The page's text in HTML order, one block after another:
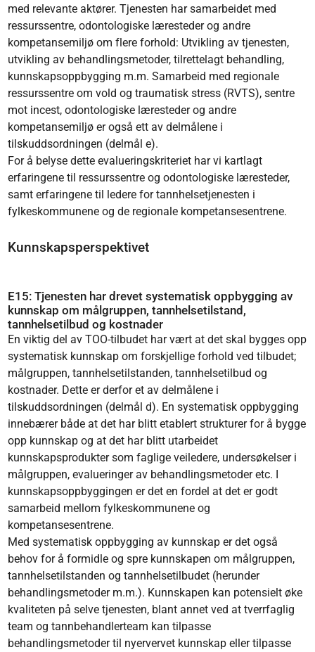
med relevante aktører. Tjenesten har samarbeidet med
ressurssentre, odontologiske læresteder og andre
kompetansemiljø om flere forhold: Utvikling av tjenesten,
utvikling av behandlingsmetoder, tilrettelagt behandling,
kunnskapsoppbygging m.m. Samarbeid med regionale
ressurssentre om vold og traumatisk stress (RVTS), sentre
mot incest, odontologiske læresteder og andre
kompetansemiljø er også ett av delmålene i
tilskuddsordningen (delmål e).
For å belyse dette evalueringskriteriet har vi kartlagt
erfaringene til ressurssentre og odontologiske læresteder,
samt erfaringene til ledere for tannhelsetjenesten i
fylkeskommunene og de regionale kompetansesentrene.
Kunnskapsperspektivet
E15: Tjenesten har drevet systematisk oppbygging av
kunnskap om målgruppen, tannhelsetilstand,
tannhelsetilbud og kostnader
En viktig del av TOO-tilbudet har vært at det skal bygges opp
systematisk kunnskap om forskjellige forhold ved tilbudet;
målgruppen, tannhelsetilstanden, tannhelsetilbud og
kostnader. Dette er derfor et av delmålene i
tilskuddsordningen (delmål d). En systematisk oppbygging
innebærer både at det har blitt etablert strukturer for å bygge
opp kunnskap og at det har blitt utarbeidet
kunnskapsprodukter som faglige veiledere, undersøkelser i
målgruppen, evalueringer av behandlingsmetoder etc. I
kunnskapsoppbyggingen er det en fordel at det er godt
samarbeid mellom fylkeskommunene og
kompetansesentrene.
Med systematisk oppbygging av kunnskap er det også
behov for å formidle og spre kunnskapen om målgruppen,
tannhelsetilstanden og tannhelsetilbudet (herunder
behandlingsmetoder m.m.). Kunnskapen kan potensielt øke
kvaliteten på selve tjenesten, blant annet ved at tverrfaglig
team og tannbehandlerteam kan tilpasse
behandlingsmetoder til nyervervet kunnskap eller tilpasse